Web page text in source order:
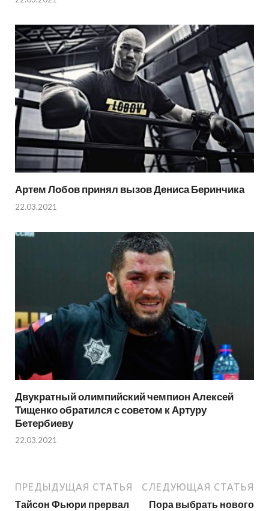
Артем Лобов принял вызов Дениса Беринчика
22.03.2021
Двукратный олимпийский чемпион Алексей
Тищенко обратился с советом к Артуру
Бетербиеву
22.03.2021
ПРЕДЫДУЩАЯ СТАТЬЯ
Тайсон Фьюри прервал
СЛЕДУЮЩАЯ СТАТЬЯ
Пора выбрать нового